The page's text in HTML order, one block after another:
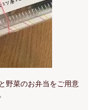
野菜のお弁当をご用意